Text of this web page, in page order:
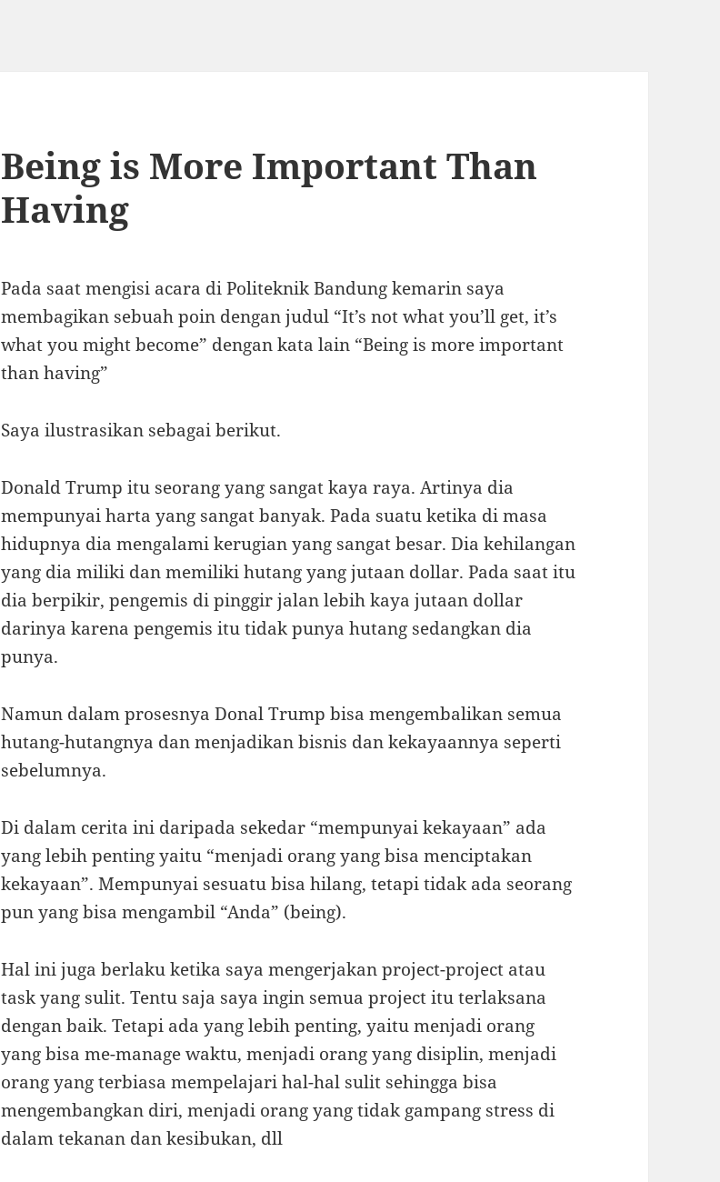
Being is More Important Than
Having
Pada saat mengisi acara di Politeknik Bandung kemarin saya
membagikan sebuah poin dengan judul “It’s not what you’ll get, it’s
what you might become” dengan kata lain “Being is more important
than having”
Saya ilustrasikan sebagai berikut.
Donald Trump itu seorang yang sangat kaya raya. Artinya dia
mempunyai harta yang sangat banyak. Pada suatu ketika di masa
hidupnya dia mengalami kerugian yang sangat besar. Dia kehilangan
yang dia miliki dan memiliki hutang yang jutaan dollar. Pada saat itu
dia berpikir, pengemis di pinggir jalan lebih kaya jutaan dollar
darinya karena pengemis itu tidak punya hutang sedangkan dia
punya.
Namun dalam prosesnya Donal Trump bisa mengembalikan semua
hutang-hutangnya dan menjadikan bisnis dan kekayaannya seperti
sebelumnya.
Di dalam cerita ini daripada sekedar “mempunyai kekayaan” ada
yang lebih penting yaitu “menjadi orang yang bisa menciptakan
kekayaan”. Mempunyai sesuatu bisa hilang, tetapi tidak ada seorang
pun yang bisa mengambil “Anda” (being).
Hal ini juga berlaku ketika saya mengerjakan project-project atau
task yang sulit. Tentu saja saya ingin semua project itu terlaksana
dengan baik. Tetapi ada yang lebih penting, yaitu menjadi orang
yang bisa me-manage waktu, menjadi orang yang disiplin, menjadi
orang yang terbiasa mempelajari hal-hal sulit sehingga bisa
mengembangkan diri, menjadi orang yang tidak gampang stress di
dalam tekanan dan kesibukan, dll